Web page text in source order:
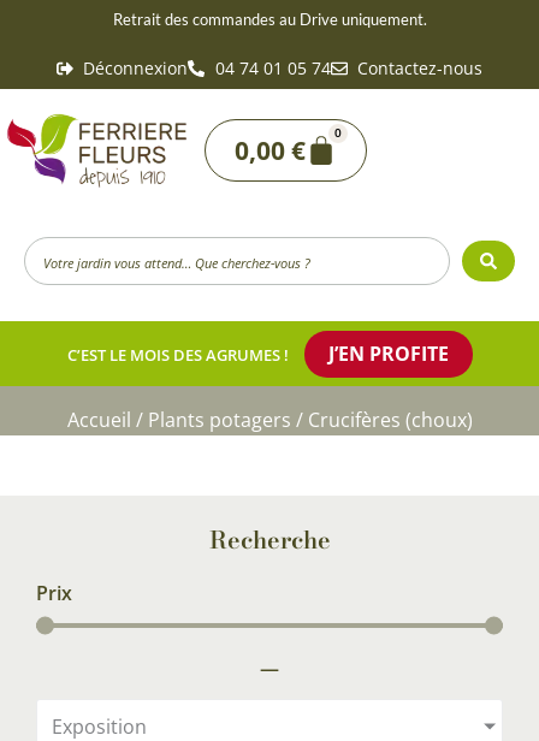
contenu
Retrait des commandes au Drive uniquement.
Déconnexion 04 74 01 05 74 Contactez-nous
0,00€
0
Panier
Search
...
C’EST LE MOIS DES AGRUMES ! J’EN PROFITE
Accueil / Plants potagers / Crucifères (choux)
Recherche
Prix
—
Exposition